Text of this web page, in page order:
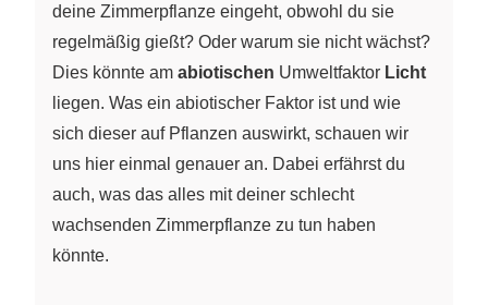
deine Zimmerpflanze eingeht, obwohl du sie
regelmäßig gießt? Oder warum sie nicht wächst?
Dies könnte am abiotischen Umweltfaktor Licht
liegen. Was ein abiotischer Faktor ist und wie
sich dieser auf Pflanzen auswirkt, schauen wir
uns hier einmal genauer an. Dabei erfährst du
auch, was das alles mit deiner schlecht
wachsenden Zimmerpflanze zu tun haben
könnte.